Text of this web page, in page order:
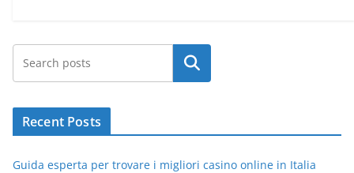
Search
Recent Posts
Guida esperta per trovare i migliori casino online in Italia